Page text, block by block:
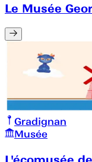
Le Musée
Gradignan
Musée